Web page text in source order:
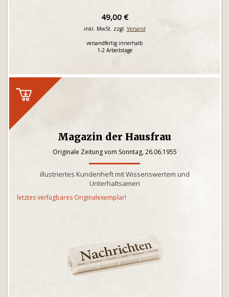
49,00 €
inkl. MwSt. zzgl. Versand
versandfertig innerhalb
1-2 Arbeitstage
Magazin der Hausfrau
Originale Zeitung vom Sonntag, 26.06.1955
illustriertes Kundenheft mit Wissenswertem und
Unterhaltsamen
letztes verfügbares Originalexemplar!